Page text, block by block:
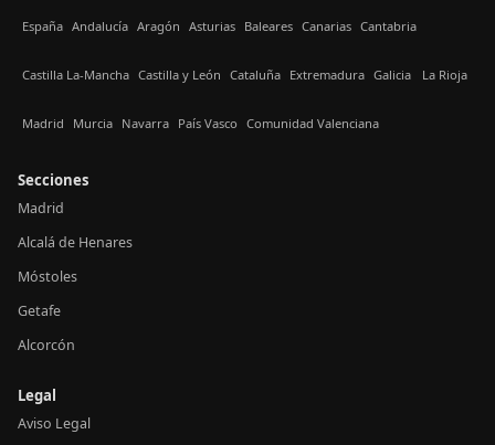
España Andalucía Aragón Asturias Baleares Canarias Cantabria
Castilla La-Mancha Castilla y León Cataluña Extremadura Galicia La Rioja
Madrid Murcia Navarra País Vasco Comunidad Valenciana
Secciones
Madrid
Alcalá de Henares
Móstoles
Getafe
Alcorcón
Legal
Aviso Legal